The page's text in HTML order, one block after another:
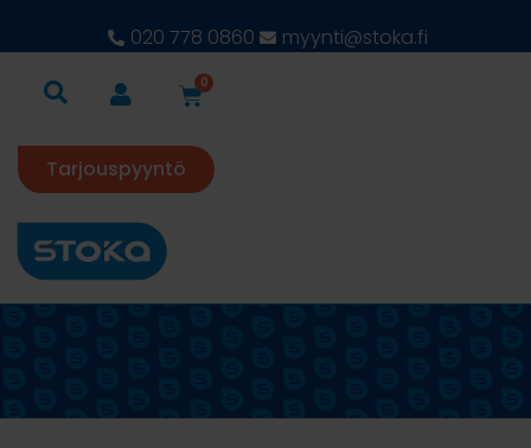
020 778 0860 myynti@stoka.fi
0
Tarjouspyyntö